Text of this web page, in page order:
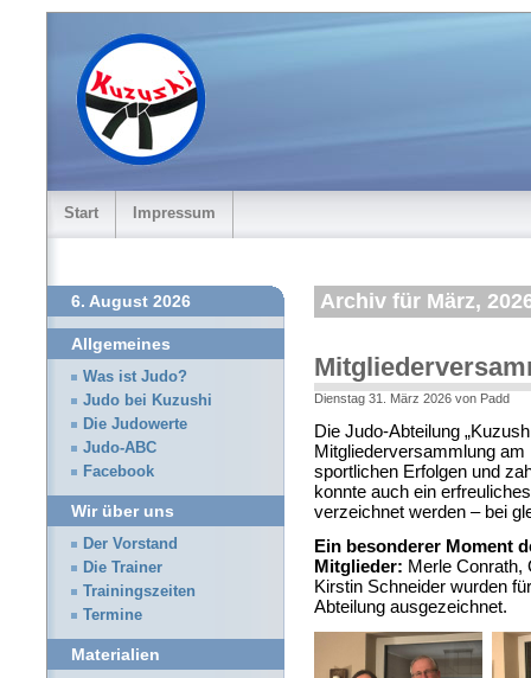
Start Impressum
Archiv für März,
Dienstag 31. März 2026 von Padd
Die Judo-Abteilung
Mitgliederversammlung
sportlichen Erfolgen und
konnte auch ein
verzeichnet werden – bei
Ein besonderer Moment
Mitglieder: Merle Conrath,
Kirstin Schneider wurden
Abteilung ausgezeichnet.
6. August 2026
Allgemeines
Was ist Judo?
Judo bei Kuzushi
Die Judowerte
Judo-ABC
Facebook
Wir über uns
Der Vorstand
Die Trainer
Trainingszeiten
Termine
Materialien